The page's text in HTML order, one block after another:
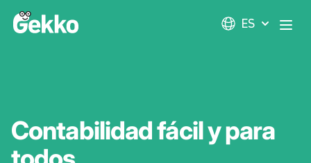
Gekko ES
Contabilidad fácil y para